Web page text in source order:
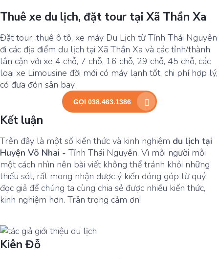
Thuê xe du lịch, đặt tour tại Xã Thần Xa
Đặt tour, thuê ô tô, xe máy Du Lịch từ Tỉnh Thái Nguyên
đi các địa điểm du lịch tại Xã Thần Xa và các tỉnh/thành
lân cận với xe 4 chỗ, 7 chỗ, 16 chỗ, 29 chỗ, 45 chỗ, các
loại xe Limousine đời mới có máy lạnh tốt, chi phí hợp lý,
có đưa đón sân bay.
GỌI 038.463.1386
Kết luận
Trên đây là một số kiến thức và kinh nghiệm du lịch tại
Huyện Võ Nhai - Tỉnh Thái Nguyên. Vì mỗi người mỗi
một cách nhìn nên bài viết không thể tránh khỏi những
thiếu sót, rất mong nhận được ý kiến đóng góp từ quý
đọc giả để chúng ta cùng chia sẻ được nhiều kiến thức,
kinh nghiệm hơn. Trân trọng cảm ơn!
Kiên Đỗ